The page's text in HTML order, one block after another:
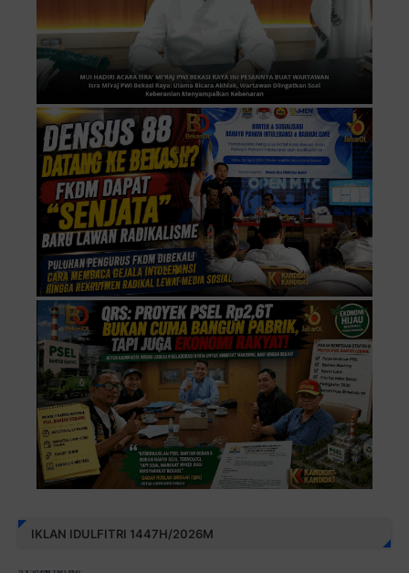
IKLAN IDULFITRI 1447H/2026M